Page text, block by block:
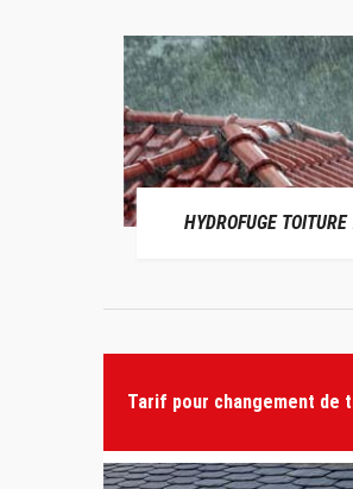
HYDROFUGE
Tarif pour changement de